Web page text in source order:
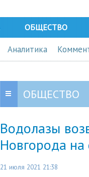
ОБЩЕСТВО
Аналитика
ОБЩЕСТВО
Водолазы
Новгорода на
21 июля 2021 21:38